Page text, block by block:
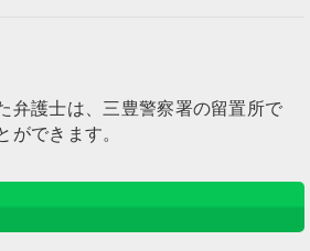
弁護士は、三豊警察署の留置所で
できます。